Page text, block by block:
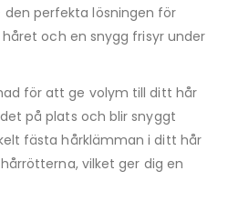
perfekta lösningen för
och en snygg frisyr under
för att ge volym till ditt hår
på plats och blir snyggt
fästa hårklämman i ditt hår
vilket ger dig en